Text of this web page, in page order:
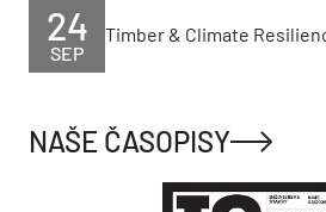
SEP
24 Timber & Climate
NAŠE ČASOPISY